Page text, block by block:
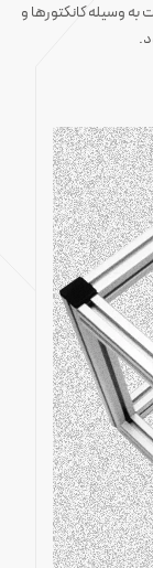
به وسیله کانکتورها و